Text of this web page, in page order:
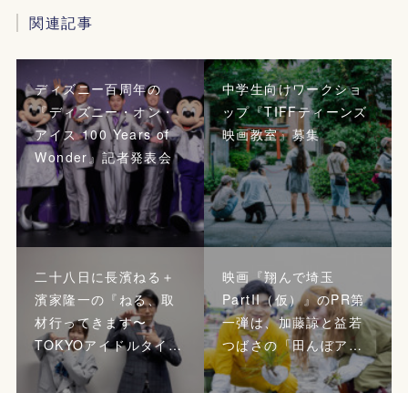
関連記事
ディズニー百周年の
『ディズニー・オン・
アイス 100 Years of
Wonder』記者発表会
中学生向けワークショ
ップ『TIFFティーンズ
映画教室』募集
二十八日に長濱ねる＋
濱家隆一の『ねる、取
材行ってきます〜
TOKYOアイドルタイ…
映画『翔んで埼玉
PartII（仮）』のPR第
一弾は、加藤諒と益若
つばさの「田んぼア…